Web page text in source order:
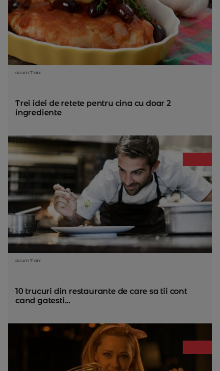
acum 7 ani
Trei idei de retete pentru cina cu doar 2
ingrediente
acum 7 ani
10 trucuri din restaurante de care sa tii cont
cand gatesti...